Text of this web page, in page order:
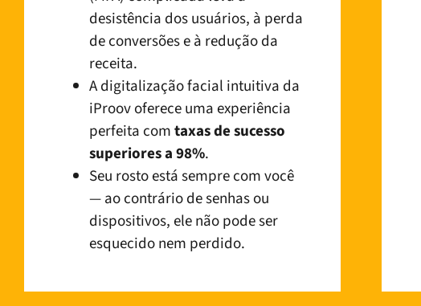
desistência dos usuários, à perda
de conversões e à redução da
receita.
A digitalização facial intuitiva da
iProov oferece uma experiência
perfeita comtaxas de sucesso
superiores a 98%.
Seu rosto está sempre com você
— ao contrário de senhas ou
dispositivos, ele não pode ser
esquecido nem perdido.